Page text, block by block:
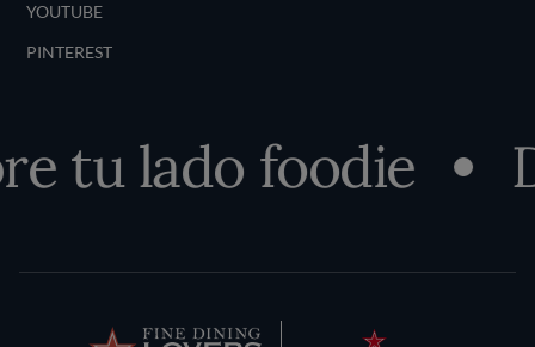
YOUTUBE
PINTEREST
tu lado foodie